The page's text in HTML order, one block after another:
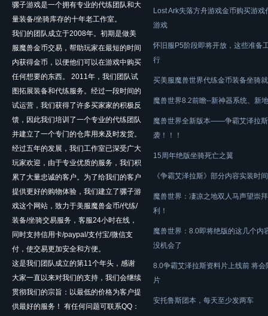
骡子游戏是一个拥有专业的代练团队和大
量装备/坐骑库存的十年老工作室。
我们的团队成立于2008年。初期是做美
服魔兽金币交易，帮助玩家在最短的时间
内获得金币，以便他们可以在游戏中购买
任何想要的东西。 2011年，我们团队试
图拓展装备和代练服务。经过一段时间的
试运营，我们获得了许多买家家的积极反
馈，因此我们培训了一个专业的代练团队
并建立了一个专门的仓库用来及时发货。
经过五年的发展，我们工作室已深受广大
玩家欢迎，由于专业优质的服务，我们积
累了大量忠诚的客户。为了给我们的客户
提供更好的购物体验，我们建立了骡子游
戏这个网站，致力于美服魔兽金币/代练/
装备/坐骑交易服务，客服24小时在线，
同时支持信用卡/paypal/支付宝/微信支
付，使交易更加安全和方便。
这是我们团队成立的第11个年头，感谢
大家一直以来对我们的支持，我们会继续
贯彻我们的宗旨：以最低的价格为客户提
供最好的服务！ 有任何问题可联系QQ：
Lost Ark失落方舟游戏金币购买游戏
游戏
怀旧服P5阶段即将开放，这些准备
行
买美服魔兽世界代练金币装备坐骑
魔兽世界8.2前瞻--新神器系统、新
魔兽世界全新版本——争霸艾泽拉
袭！！！
15周年绝版坐骑死亡之翼
《争霸艾泽拉斯》部分内容实装时
魔兽世界：凄凉之地双人马声望崇
利！
魔兽世界：8.0即将绝版的这几个内
没机会了
8.0争霸艾泽拉斯资料片上线前 将会
片
安托鲁斯团本，每天至少发两车